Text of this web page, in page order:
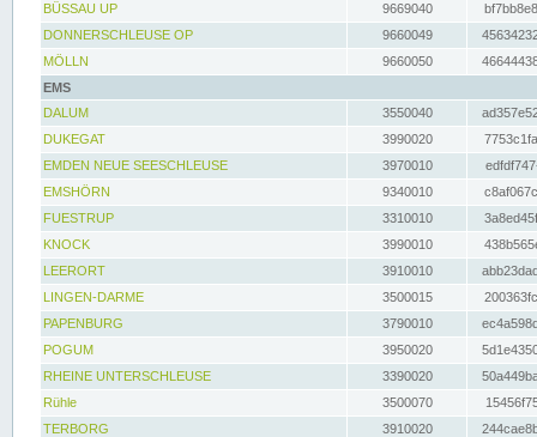
BÜSSAU UP
9669040
DONNERSCHLEUSE OP
9660049
MÖLLN
9660050
EMS
DALUM
3550040
DUKEGAT
3990020
EMDEN NEUE SEESCHLEUSE
3970010
EMSHÖRN
9340010
FUESTRUP
3310010
KNOCK
3990010
LEERORT
3910010
LINGEN-DARME
3500015
PAPENBURG
3790010
POGUM
3950020
RHEINE UNTERSCHLEUSE
3390020
Rühle
3500070
TERBORG
3910020